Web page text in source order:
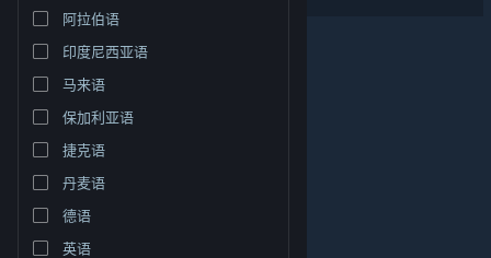
查看桌面版网站
阿拉伯语
印度尼西亚语
马来语
保加利亚语
捷克语
丹麦语
德语
英语